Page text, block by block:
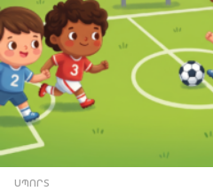
ՍՊՈՐՏ